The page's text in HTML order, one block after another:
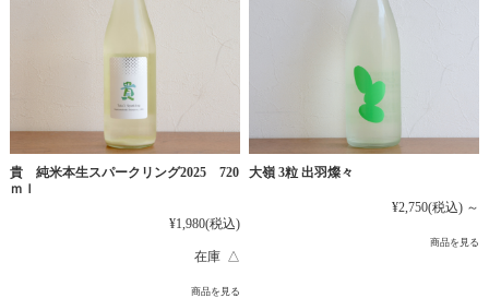
貴 純米本生スパークリング2025 720
ｍｌ
¥1,980(税込)
在庫 △
商品を見る
大嶺 3粒 出羽燦々
¥2,750(税込) ～
商品を見る